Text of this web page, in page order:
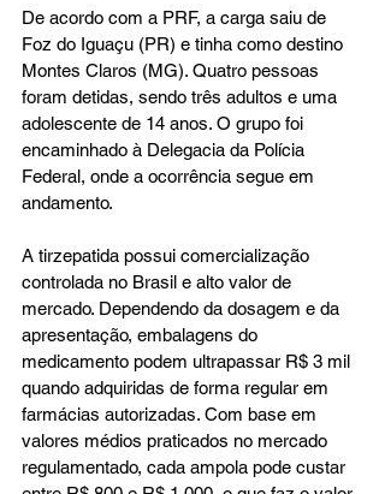
De acordo com a PRF, a carga saiu de
Foz do Iguaçu (PR) e tinha como destino
Montes Claros (MG). Quatro pessoas
foram detidas, sendo três adultos e uma
adolescente de 14 anos. O grupo foi
encaminhado à Delegacia da Polícia
Federal, onde a ocorrência segue em
andamento.
A tirzepatida possui comercialização
controlada no Brasil e alto valor de
mercado. Dependendo da dosagem e da
apresentação, embalagens do
medicamento podem ultrapassar R$ 3 mil
quando adquiridas de forma regular em
farmácias autorizadas. Com base em
valores médios praticados no mercado
regulamentado, cada ampola pode custar